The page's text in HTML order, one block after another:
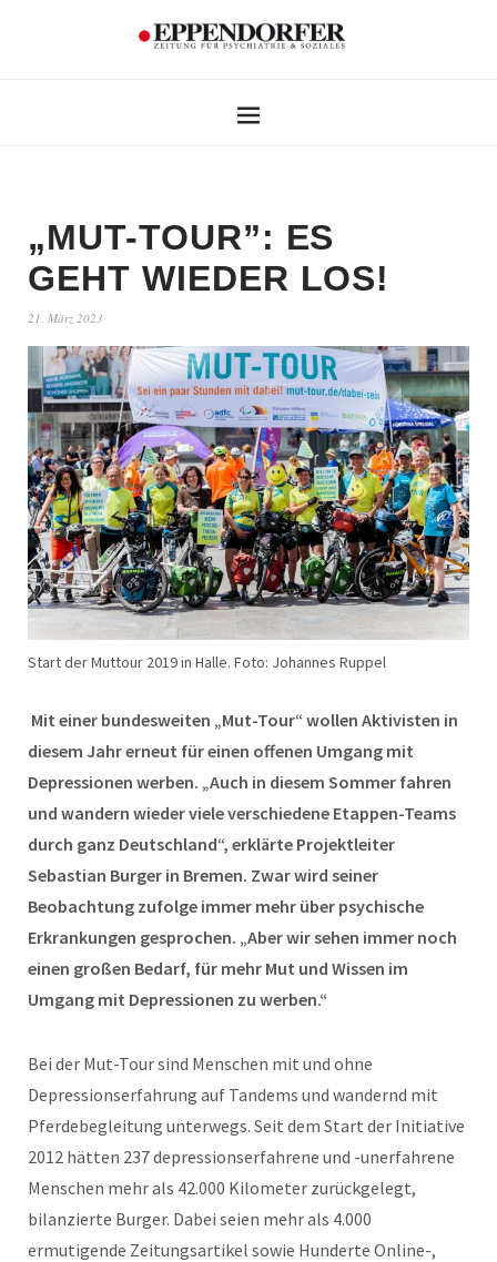
„MUT-TOUR”: ES
GEHT WIEDER LOS!
21. März 2023
Start der Muttour 2019 in Halle. Foto: Johannes Ruppel
Mit einer bundesweiten „Mut-Tour“ wollen Aktivisten in
diesem Jahr erneut für einen offenen Umgang mit
Depressionen werben. „Auch in diesem Sommer fahren
und wandern wieder viele verschiedene Etappen-Teams
durch ganz Deutschland“, erklärte Projektleiter
Sebastian Burger in Bremen. Zwar wird seiner
Beobachtung zufolge immer mehr über psychische
Erkrankungen gesprochen. „Aber wir sehen immer noch
einen großen Bedarf, für mehr Mut und Wissen im
Umgang mit Depressionen zu werben.“
Bei der Mut-Tour sind Menschen mit und ohne
Depressionserfahrung auf Tandems und wandernd mit
Pferdebegleitung unterwegs. Seit dem Start der Initiative
2012 hätten 237 depressionserfahrene und -unerfahrene
Menschen mehr als 42.000 Kilometer zurückgelegt,
bilanzierte Burger. Dabei seien mehr als 4.000
ermutigende Zeitungsartikel sowie Hunderte Online-,